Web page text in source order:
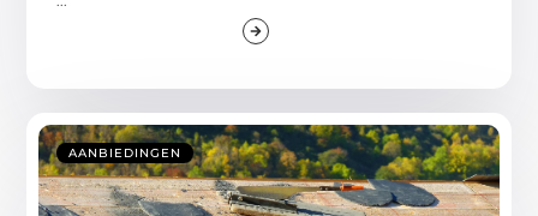
AANBIEDINGEN